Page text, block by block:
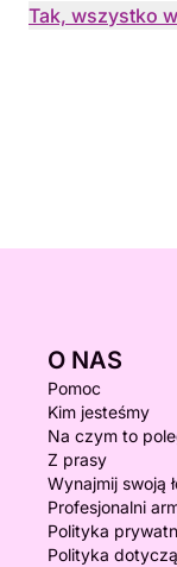
Tak, wszystko
O NAS
Pomoc
Kim jesteśmy
Na czym to
Z prasy
Wynajmij swoją
Profesjonalni
Polityka
Polityka